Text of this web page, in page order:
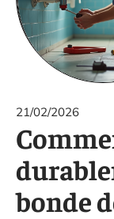
21/02/2026
bonde